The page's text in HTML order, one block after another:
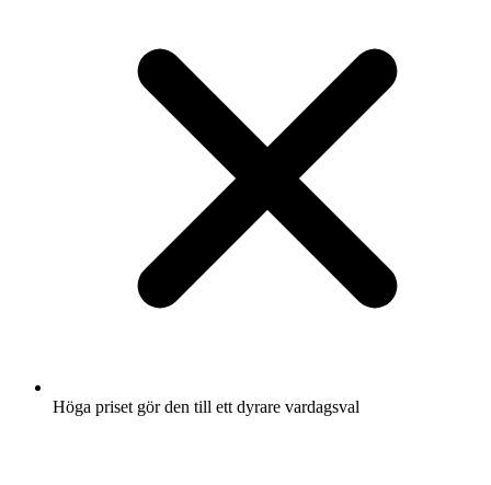
Höga priset gör den till ett dyrare vardagsval